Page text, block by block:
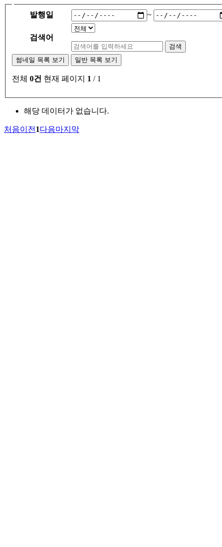
발행일 ~
검색어
검색
썸네일 목록 보기
일반 목록 보기
전체 0건 현재 페이지 1 / 1
해당 데이터가 없습니다.
처음이전 1다음마지막